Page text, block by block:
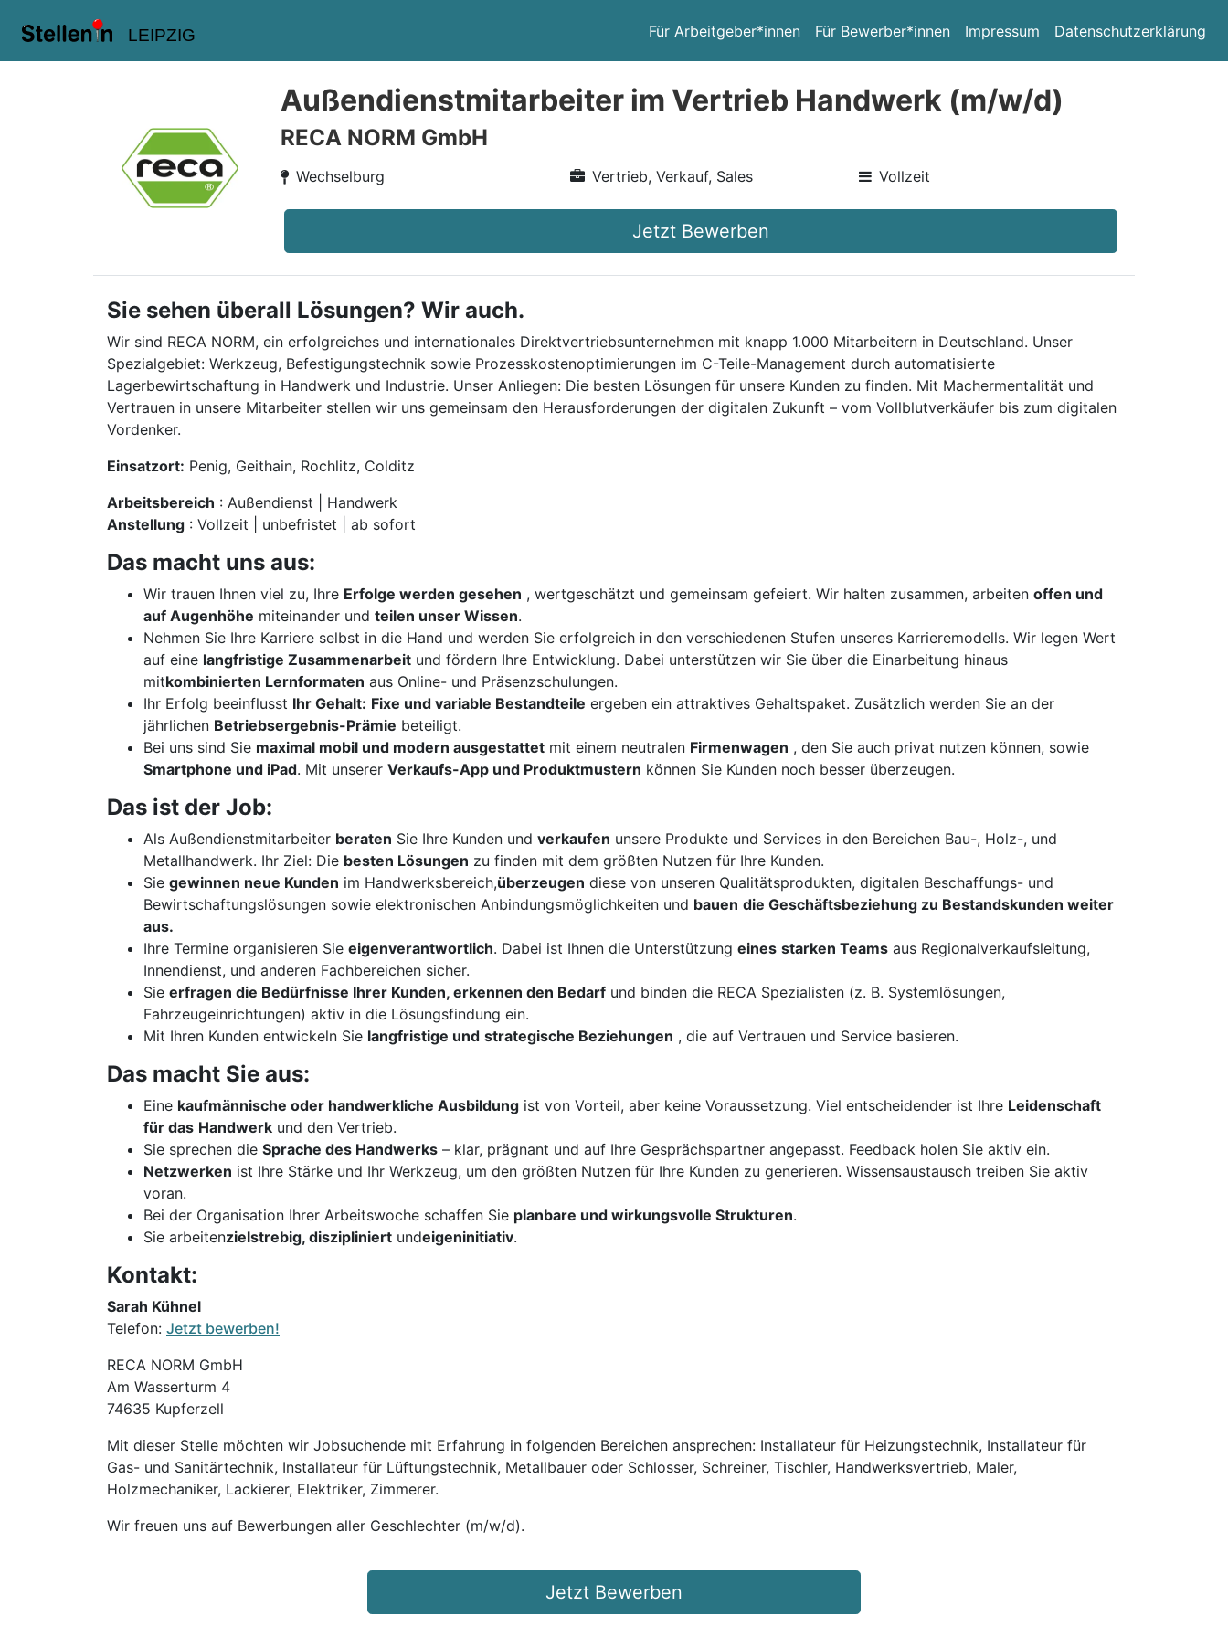
LEIPZIG Für Arbeitgeber*innen Für Bewerber*innen Impressum Datenschutzerklärung
Außendienstmitarbeiter im Vertrieb Handwerk (m/w/d)
RECA NORM GmbH
Wechselburg Vertrieb, Verkauf, Sales Vollzeit
Jetzt Bewerben
Sie sehen überall Lösungen? Wir auch.
Wir sind RECA NORM, ein erfolgreiches und internationales Direktvertriebsunternehmen mit knapp 1.000 Mitarbeitern in Deutschland. Unser
Spezialgebiet: Werkzeug, Befestigungstechnik sowie Prozesskostenoptimierungen im C-Teile-Management durch automatisierte
Lagerbewirtschaftung in Handwerk und Industrie. Unser Anliegen: Die besten Lösungen für unsere Kunden zu finden. Mit Machermentalität und
Vertrauen in unsere Mitarbeiter stellen wir uns gemeinsam den Herausforderungen der digitalen Zukunft – vom Vollblutverkäufer bis zum digitalen
Vordenker.
Einsatzort: Penig, Geithain, Rochlitz, Colditz
Arbeitsbereich : Außendienst | Handwerk
Anstellung : Vollzeit | unbefristet | ab sofort
Das macht uns aus:
Wir trauen Ihnen viel zu, Ihre Erfolge werden gesehen , wertgeschätzt und gemeinsam gefeiert. Wir halten zusammen, arbeiten offen und
auf Augenhöhe miteinander und teilen unser Wissen.
Nehmen Sie Ihre Karriere selbst in die Hand und werden Sie erfolgreich in den verschiedenen Stufen unseres Karrieremodells. Wir legen Wert
auf eine langfristige Zusammenarbeit und fördern Ihre Entwicklung. Dabei unterstützen wir Sie über die Einarbeitung hinaus
mitkombinierten Lernformaten aus Online- und Präsenzschulungen.
Ihr Erfolg beeinflusst Ihr Gehalt: Fixe und variable Bestandteile ergeben ein attraktives Gehaltspaket. Zusätzlich werden Sie an der
jährlichen Betriebsergebnis-Prämie beteiligt.
Bei uns sind Sie maximal mobil und modern ausgestattet mit einem neutralen Firmenwagen , den Sie auch privat nutzen können, sowie
Smartphone und iPad. Mit unserer Verkaufs-App und Produktmustern können Sie Kunden noch besser überzeugen.
Das ist der Job:
Als Außendienstmitarbeiter beraten Sie Ihre Kunden und verkaufen unsere Produkte und Services in den Bereichen Bau-, Holz-, und
Metallhandwerk. Ihr Ziel: Die besten Lösungen zu finden mit dem größten Nutzen für Ihre Kunden.
Sie gewinnen neue Kunden im Handwerksbereich,überzeugen diese von unseren Qualitätsprodukten, digitalen Beschaffungs- und
Bewirtschaftungslösungen sowie elektronischen Anbindungsmöglichkeiten und bauen die Geschäftsbeziehung zu Bestandskunden weiter
aus.
Ihre Termine organisieren Sie eigenverantwortlich. Dabei ist Ihnen die Unterstützung eines starken Teams aus Regionalverkaufsleitung,
Innendienst, und anderen Fachbereichen sicher.
Sie erfragen die Bedürfnisse Ihrer Kunden, erkennen den Bedarf und binden die RECA Spezialisten (z. B. Systemlösungen,
Fahrzeugeinrichtungen) aktiv in die Lösungsfindung ein.
Mit Ihren Kunden entwickeln Sie langfristige und strategische Beziehungen , die auf Vertrauen und Service basieren.
Das macht Sie aus:
Eine kaufmännische oder handwerkliche Ausbildung ist von Vorteil, aber keine Voraussetzung. Viel entscheidender ist Ihre Leidenschaft
für das Handwerk und den Vertrieb.
Sie sprechen die Sprache des Handwerks – klar, prägnant und auf Ihre Gesprächspartner angepasst. Feedback holen Sie aktiv ein.
Netzwerken ist Ihre Stärke und Ihr Werkzeug, um den größten Nutzen für Ihre Kunden zu generieren. Wissensaustausch treiben Sie aktiv
voran.
Bei der Organisation Ihrer Arbeitswoche schaffen Sie planbare und wirkungsvolle Strukturen.
Sie arbeitenzielstrebig, diszipliniert undeigeninitiativ.
Kontakt:
Sarah Kühnel
Telefon: Jetzt bewerben!
RECA NORM GmbH
Am Wasserturm 4
74635 Kupferzell
Mit dieser Stelle möchten wir Jobsuchende mit Erfahrung in folgenden Bereichen ansprechen: Installateur für Heizungstechnik, Installateur für
Gas- und Sanitärtechnik, Installateur für Lüftungstechnik, Metallbauer oder Schlosser, Schreiner, Tischler, Handwerksvertrieb, Maler,
Holzmechaniker, Lackierer, Elektriker, Zimmerer.
Wir freuen uns auf Bewerbungen aller Geschlechter (m/w/d).
Jetzt Bewerben